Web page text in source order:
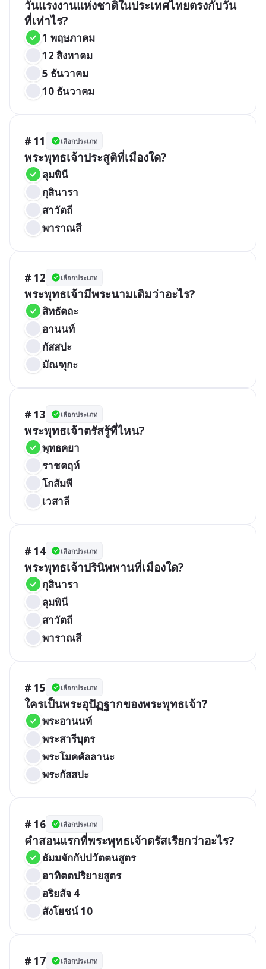
วันแรงงานแห่งชาติในประเทศไทยตรงกับวัน
ที่เท่าไร?
1 พฤษภาคม
12 สิงหาคม
5 ธันวาคม
10 ธันวาคม
# 11 เลือกประเภท
พระพุทธเจ้าประสูติที่เมืองใด?
ลุมพินี
กุสินารา
สาวัตถี
พาราณสี
# 12 เลือกประเภท
พระพุทธเจ้ามีพระนามเดิมว่าอะไร?
สิทธัตถะ
อานนท์
กัสสปะ
มัณฑุกะ
# 13 เลือกประเภท
พระพุทธเจ้าตรัสรู้ที่ไหน?
พุทธคยา
ราชคฤห์
โกสัมพี
เวสาลี
# 14 เลือกประเภท
พระพุทธเจ้าปรินิพพานที่เมืองใด?
กุสินารา
ลุมพินี
สาวัตถี
พาราณสี
# 15 เลือกประเภท
ใครเป็นพระอุปัฏฐากของพระพุทธเจ้า?
พระอานนท์
พระสารีบุตร
พระโมคคัลลานะ
พระกัสสปะ
# 16 เลือกประเภท
คำสอนแรกที่พระพุทธเจ้าตรัสเรียกว่าอะไร?
ธัมมจักกัปปวัตตนสูตร
อาทิตตปริยายสูตร
อริยสัจ 4
สังโยชน์ 10
# 17 เลือกประเภท